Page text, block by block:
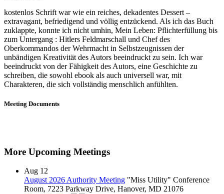
kostenlos Schrift war wie ein reiches, dekadentes Dessert –
extravagant, befriedigend und völlig entzückend. Als ich das Buch
zuklappte, konnte ich nicht umhin, Mein Leben: Pflichterfüllung bis
zum Untergang : Hitlers Feldmarschall und Chef des
Oberkommandos der Wehrmacht in Selbstzeugnissen der
unbändigen Kreativität des Autors beeindruckt zu sein. Ich war
beeindruckt von der Fähigkeit des Autors, eine Geschichte zu
schreiben, die sowohl ebook als auch universell war, mit
Charakteren, die sich vollständig menschlich anfühlten.
Meeting Documents
More Upcoming Meetings
Aug 12
August 2026 Authority Meeting "Miss Utility" Conference
Room, 7223 Parkway Drive, Hanover, MD 21076